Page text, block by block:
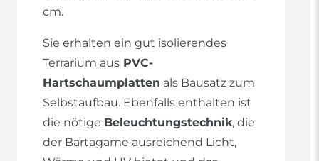
cm.
Sie erhalten ein gut isolierendes
Terrarium aus PVC-
Hartschaumplatten als Bausatz zum
Selbstaufbau. Ebenfalls enthalten ist
die nötige Beleuchtungstechnik, die
der Bartagame ausreichend Licht,